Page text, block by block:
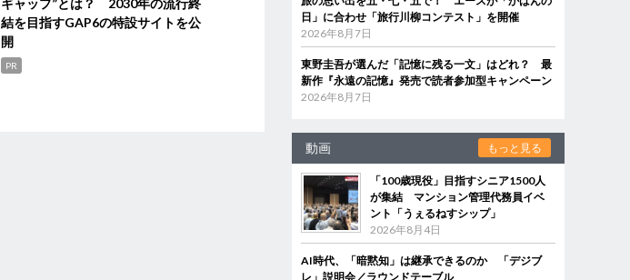
結を目指すGAP6の特設サイトを公
開
PR
日」に合わせ「旅行川柳コンテスト」を開催
2026年8月7日
東野圭吾が選んだ「記憶に残る一文」はどれ？ 最
新作『永遠の記憶』発売で読者参加型キャンペーン
2026年8月7日
動画 もっと見る
「100歳現役」目指すシニア1500人
が集結 マンション管理代務員イベ
ント「うぇるねすシップ」
2026年8月4日
AI時代、「暗黙知」は継承できるのか 「デジブ
レ」説明会／ラウンドテーブル